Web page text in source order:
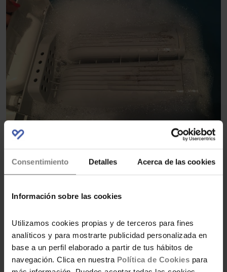
Consentimiento Detalles Acerca de las cookies
Información sobre las cookies
Utilizamos cookies propias y de terceros para fines
analíticos y para mostrarte publicidad personalizada en
base a un perfil elaborado a partir de tus hábitos de
navegación. Clica en nuestra Política de Cookies para